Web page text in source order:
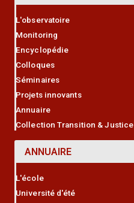
L'observatoire
Monitoring
Encyclopédie
Colloques
Séminaires
Projets innovants
Annuaire
Collection Transition & Justice
ANNUAIRE
L'école
Université d'été